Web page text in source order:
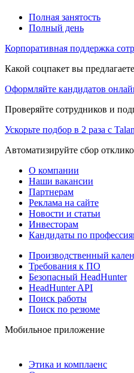
Полная занятость
Полный день
Корпоративная поддержка
Какой соцпакет вы
Оформляйте кандидатов
Проверяйте сотрудников и
Ускорьте подбор в 2 раза с
Автоматизируйте сбор
О компании
Наши вакансии
Партнерам
Реклама на сайте
Новости и статьи
Инвесторам
Кандидаты по
Производственный
Требования к ПО
Безопасный HeadHunter
HeadHunter API
Поиск работы
Поиск по резюме
Мобильное приложение
Этика и комплаенс